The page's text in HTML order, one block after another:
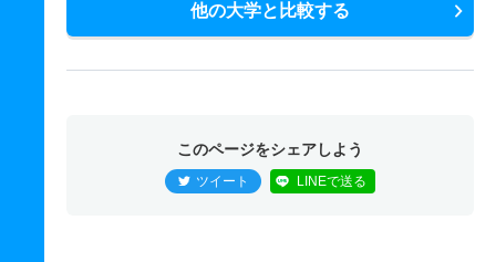
他の大学と比較する
このページをシェアしよう
ツイート LINEで送る